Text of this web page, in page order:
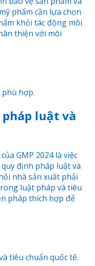
phẩm cần lựa chọn
khỏi tác động môi
thiện với môi
hợp.
luật và
GMP 2024 là việc
định pháp luật và
nhà sản xuất phải
luật pháp và tiêu
pháp thích hợp để
tiêu chuẩn quốc tế.